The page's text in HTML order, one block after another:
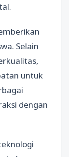
Selain
untuk
dengan